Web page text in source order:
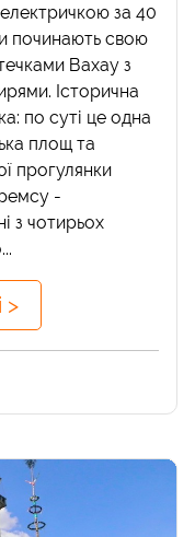
за 40
починають свою
Вахау з
Історична
по суті це одна
площ та
прогулянки
-
з чотирьох
>